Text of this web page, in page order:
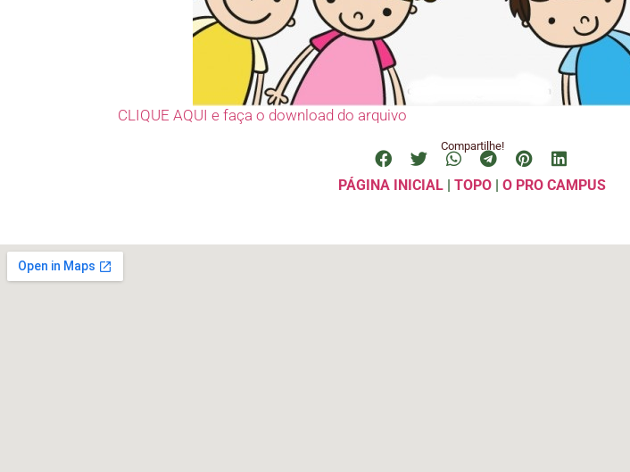
CLIQUE AQUI e faça o download do arquivo
Compartilhe!
PÁGINA INICIAL | TOPO | O PRO CAMPUS